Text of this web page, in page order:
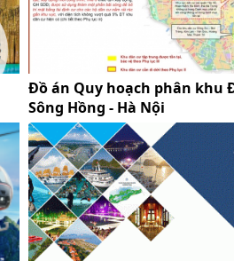
Đồ án Quy hoạch phân khu
Sông Hồng - Hà Nội